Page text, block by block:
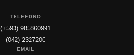
TELÉFONO
(+593) 985860991
(042) 2327200
EMAIL